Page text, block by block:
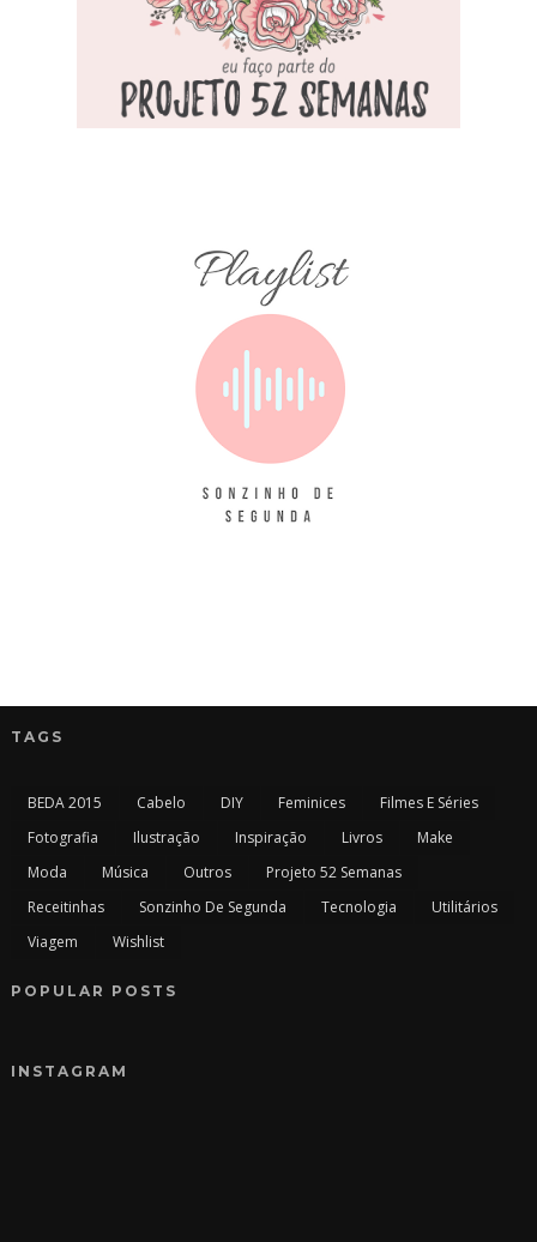
TAGS
BEDA 2015 Cabelo DIY Feminices
Filmes E Séries
Fotografia
Ilustração Inspiração Livros
Make
Moda
Música Outros
Projeto 52 Semanas
Receitinhas
Sonzinho De Segunda Tecnologia
Utilitários
Viagem
Wishlist
POPULAR POSTS
INSTAGRAM